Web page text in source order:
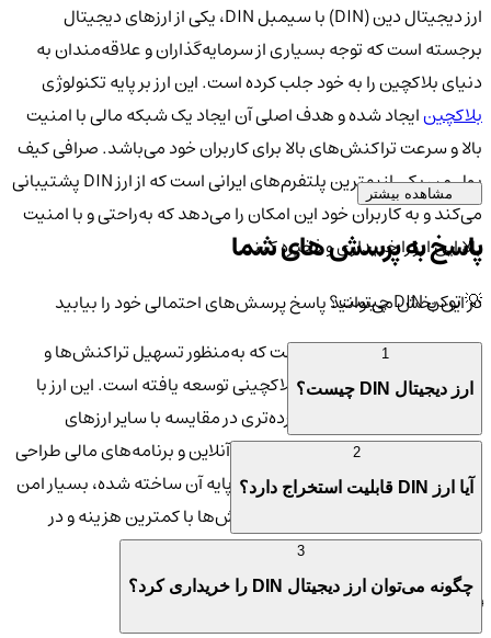
ارز دیجیتال دین (DIN) با سیمبل DIN، یکی از ارزهای دیجیتال
برجسته است که توجه بسیاری از سرمایه‌گذاران و علاقه‌مندان به
دنیای بلاکچین را به خود جلب کرده است. این ارز بر پایه تکنولوژی
بلاکچینایجاد شده و هدف اصلی آن ایجاد یک شبکه مالی با امنیت
بالا و سرعت تراکنش‌های بالا برای کاربران خود می‌باشد. صرافی کیف
پول من یکی از بهترین پلتفرم‌های ایرانی است که از ارز DIN پشتیبانی
می‌کند و به کاربران خود این امکان را می‌دهد که به‌راحتی و با امنیت
بالا این ارز را خریداری و ذخیره کنند.
💡 توکن DIN چیست؟
توکن DIN یک ارز دیجیتال است که به‌منظور تسهیل تراکنش‌ها و
خدمات مالی در شبکه‌های بلاکچینی توسعه یافته است. این ارز با
هدف ارائه قابلیت‌های گسترده‌تری در مقایسه با سایر ارزهای
دیجیتال، به‌ویژه در حوزه پرداخت‌های آنلاین و برنامه‌های مالی طراحی
شده است. شبکه‌ای که توکن DIN بر پایه آن ساخته شده، بسیار امن
و سریع است که باعث می‌شود تراکنش‌ها با کمترین هزینه و در
کوتاه‌ترین زمان ممکن انجام شوند.
🌐 هدف و کاربردهای توکن DIN
مشاهده بیشتر
پاسخ به پرسش های شما
در این بخش می‌توانید پاسخ پرسش‌های احتمالی خود را بیابید
ارز دیجیتال DIN چیست؟
آیا ارز DIN قابلیت استخراج دارد؟
چگونه می‌توان ارز دیجیتال DIN را خریداری کرد؟